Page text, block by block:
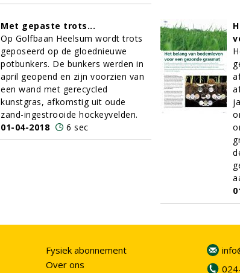
Met gepaste trots...
Op Golfbaan Heelsum wordt trots
geposeerd op de gloednieuwe
potbunkers. De bunkers werden in
april geopend en zijn voorzien van
een wand met gerecycled
kunstgras, afkomstig uit oude
zand-ingestrooide hockeyvelden.
01-04-2018
6 sec
Fysiek abonnement
Over ons